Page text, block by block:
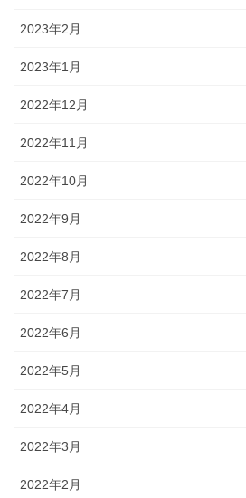
2023年2月
2023年1月
2022年12月
2022年11月
2022年10月
2022年9月
2022年8月
2022年7月
2022年6月
2022年5月
2022年4月
2022年3月
2022年2月